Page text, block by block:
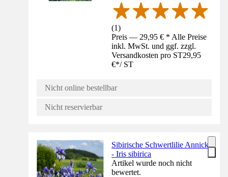
(1)
Preis — 29,95 € * Alle Preise
inkl. MwSt. und ggf. zzgl.
Versandkosten pro ST29,95
€*/ ST
Nicht online bestellbar
Nicht reservierbar
Sibirische Schwertlilie Annick
- Iris sibirica
Artikel wurde noch nicht
bewertet.